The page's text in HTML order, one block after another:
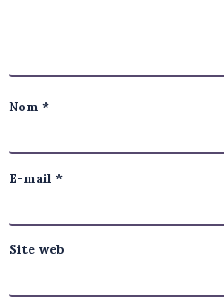
Nom *
E-mail *
Site web